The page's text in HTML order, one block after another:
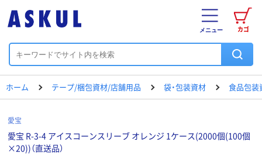
カゴ
メニュー
ホーム テープ/梱包資材/店舗用品 袋・包装資材 食品包装
愛宝
愛宝 R-3-4 アイスコーンスリーブ オレンジ 1ケース(2000個(100個
×20))（直送品）